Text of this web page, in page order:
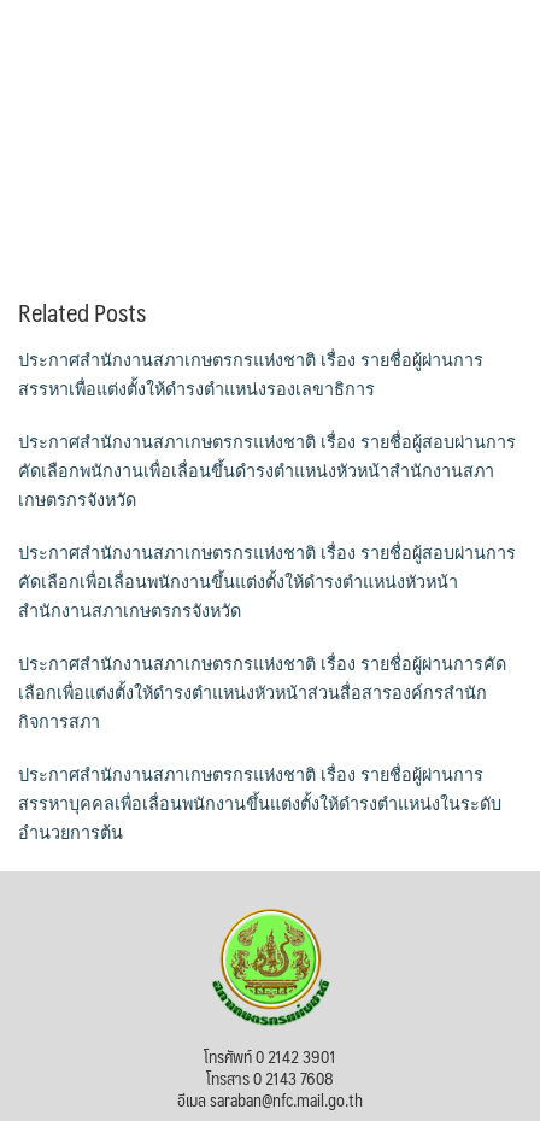
Related Posts
ประกาศสำนักงานสภาเกษตรกรแห่งชาติ เรื่อง รายชื่อผู้ผ่านการ
สรรหาเพื่อแต่งตั้งให้ดำรงตำแหน่งรองเลขาธิการ
ประกาศสำนักงานสภาเกษตรกรแห่งชาติ เรื่อง รายชื่อผู้สอบผ่านการ
คัดเลือกพนักงานเพื่อเลื่อนขึ้นดำรงตำแหน่งหัวหน้าสำนักงานสภา
เกษตรกรจังหวัด
ประกาศสำนักงานสภาเกษตรกรแห่งชาติ เรื่อง รายชื่อผู้สอบผ่านการ
คัดเลือกเพื่อเลื่อนพนักงานขึ้นแต่งตั้งให้ดำรงตำแหน่งหัวหน้า
สำนักงานสภาเกษตรกรจังหวัด
ประกาศสำนักงานสภาเกษตรกรแห่งชาติ เรื่อง รายชื่อผู้ผ่านการคัด
เลือกเพื่อแต่งตั้งให้ดำรงตำแหน่งหัวหน้าส่วนสื่อสารองค์กรสำนัก
กิจการสภา
ประกาศสำนักงานสภาเกษตรกรแห่งชาติ เรื่อง รายชื่อผู้ผ่านการ
สรรหาบุคคลเพื่อเลื่อนพนักงานขึ้นแต่งตั้งให้ดำรงตำแหน่งในระดับ
อำนวยการต้น
โทรศัพท์ 0 2142 3901
โทรสาร 0 2143 7608
อีเมล saraban@nfc.mail.go.th